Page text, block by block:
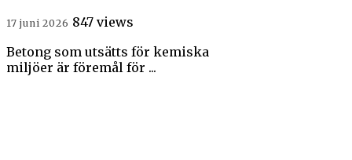
17 juni 2026 847 views
Betong som utsätts för kemiska
miljöer är föremål för ...